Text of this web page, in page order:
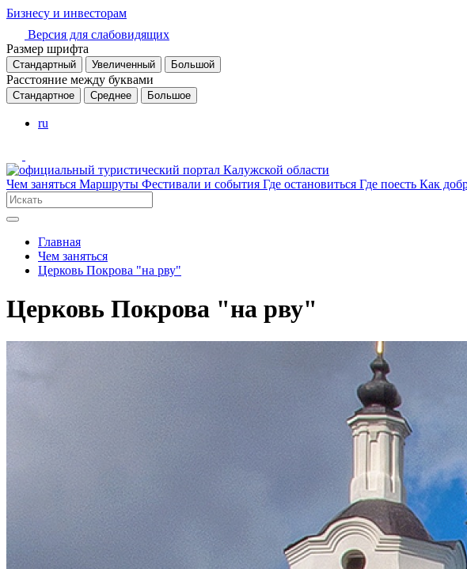
Бизнесу и инвесторам
Версия для слабовидящих
Размер шрифта
Стандартный Увеличенный Большой
Расстояние между буквами
Стандартное Среднее Большое
ru
Чем заняться Маршруты Фестивали и события Где остановиться Где поесть Как
Главная
Чем заняться
Церковь Покрова "на рву"
Церковь Покрова "на рву"